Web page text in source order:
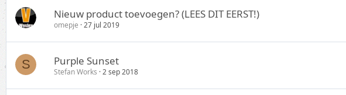
Nieuw product toevoegen? (LEES DIT EERST!)
omepje 27 jul 2019
S Purple Sunset
Stefan Works 2 sep 2018